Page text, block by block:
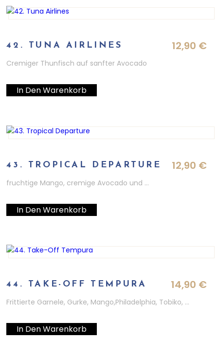
42. TUNA AIRLINES 12,90 €
Cremiger Thunfisch auf sanfter Avocado
In Den Warenkorb
43. TROPICAL DEPARTURE 12,90 €
fruchtige Mango, cremige Avocado und …
In Den Warenkorb
44. TAKE-OFF TEMPURA 14,90 €
Frittierte Garnele, Gurke, Mango,Philadelphia, Tobiko, …
In Den Warenkorb